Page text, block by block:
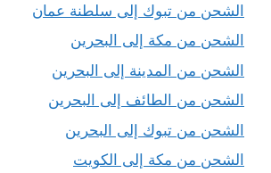
الشحن من تبوك إلى سلطنة عمان
الشحن من مكة إلى البحرين
الشحن من المدينة إلى البحرين
الشحن من الطائف إلى البحرين
الشحن من تبوك إلى البحرين
الشحن من مكة إلى الكويت